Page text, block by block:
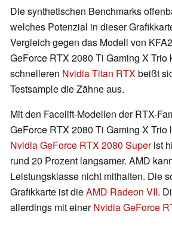
Die synthetischen Benchmarks
welches Potenzial in dieser
Vergleich gegen das Modell von
GeForce RTX 2080 Ti Gaming X Trio
schnelleren Nvidia Titan RTXbeißt
Testsample die Zähne aus.
Mit den Facelift-Modellen der RTX-
GeForce RTX 2080 Ti Gaming X
Nvidia GeForce RTX 2080 Superist
rund 20 Prozent langsamer. AMD
Leistungsklasse nicht mithalten. Die
Grafikkarte ist dieAMD Radeon VII.
allerdings mit einerNvidia GeForce